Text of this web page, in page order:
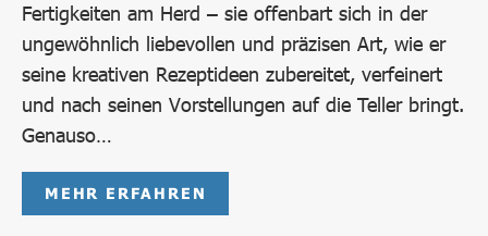
Fertigkeiten am Herd – sie offenbart sich in der
ungewöhnlich liebevollen und präzisen Art, wie er
seine kreativen Rezeptideen zubereitet, verfeinert
und nach seinen Vorstellungen auf die Teller bringt.
Genauso…
MEHR ERFAHREN